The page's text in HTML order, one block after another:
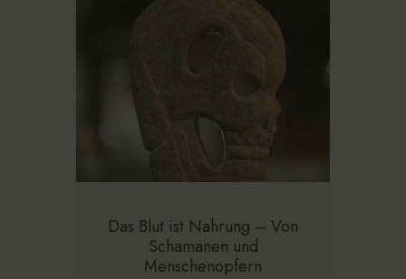
Das Blut ist Nahrung – Von
Schamanen und
Menschenopfern